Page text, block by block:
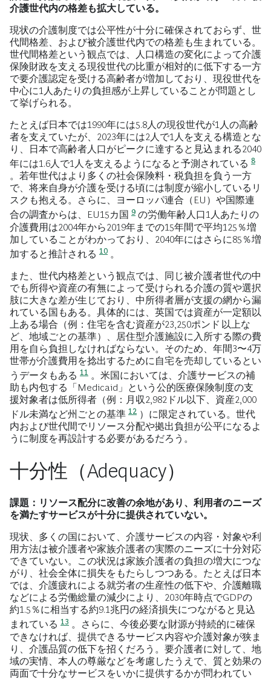
介護世代内の格差も拡大している。
現状の介護制度では公平性が十分に確保されておらず、世
代間格差、および被介護世代内での格差も生まれている。
世代間格差という観点では、人口構造の変化によって介護
保険財政を支える現役世代の比重が相対的に低下する一方
で要介護認定を受ける高齢者が増加しており、現役世代を
中心に1人あたりの負担感が上昇していることが問題とし
て挙げられる。
たとえば日本では1990年には5.8人の現役世代が1人の高齢
者を支えていたが、2023年には2人で1人を支える構造とな
り、日本で高齢者人口がピークに達すると見込まれる2040
年には1.6人で1人を支えるようになると予測されている 8
。若年世代はより多くの社会保険料・税負担を負う一方
で、将来自身が介護を受ける頃には制度が縮小しているリ
スクも抱える。さらに、ヨーロッパ連合（EU）や国際連
合の調査からは、EU15カ国 9 の労働年齢人口1人あたりの
介護費用は2004年から2019年までの15年間で平均125％増
加していることがわかっており、2040年にはさらに85％増
加すると推計される 10 。
また、世代内格差という観点では、同じ被介護者世代の中
でも所得や資産の有無によって受けられる介護の質や選択
肢に大きな差が生じており、中所得者層が支援の網から漏
れている国もある。具体的には、英国では資産が一定額以
上ある場合（例：住宅を含む資産が23,250ポンド 以上な
ど、地域ごとの基準）、居住型介護施設に入所する際の費
用を自ら負担しなければならない。そのため、年間3〜4万
世帯が介護費用を捻出するために自宅を売却しているとい
うデータもある 11 。米国においては、介護サービスの補
助も内包する「Medicaid」という公的医療保険制度の支
援対象者は低所得者（例：月収2,982ドル以下、資産2,000
ドル未満など州ごとの基準 12 ）に限定されている。世代
内および世代間でリソース分配や拠出負担が公平になるよ
うに制度を再設計する必要があるだろう。
十分性（Adequacy）
課題：リソース配分に改善の余地があり、利用者のニーズ
を満たすサービスが十分に提供されていない。
現状、多くの国において、介護サービスの内容・対象や利
用方法は被介護者や家族介護者の実際のニーズに十分対応
できていない。この状況は家族介護者の負担の増大につな
がり、社会全体に損失をもたらしつつある。たとえば日本
では、介護疲れによる就労者の生産性の低下や、介護離職
などによる労働総量の減少により、2030年時点でGDPの
約1.5％に相当する約9.1兆円の経済損失につながると見込
まれている 13 。さらに、今後必要な財源が持続的に確保
できなければ、提供できるサービス内容や介護対象が狭ま
り、介護品質の低下を招くだろう。要介護者に対して、地
域の実情、本人の尊厳などを考慮したうえで、質と効果の
両面で十分なサービスをいかに提供するかが問われてい